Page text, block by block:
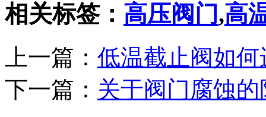
相关标签： 高压阀门,高
上一篇： 低温截止阀如
下一篇： 关于阀门腐蚀